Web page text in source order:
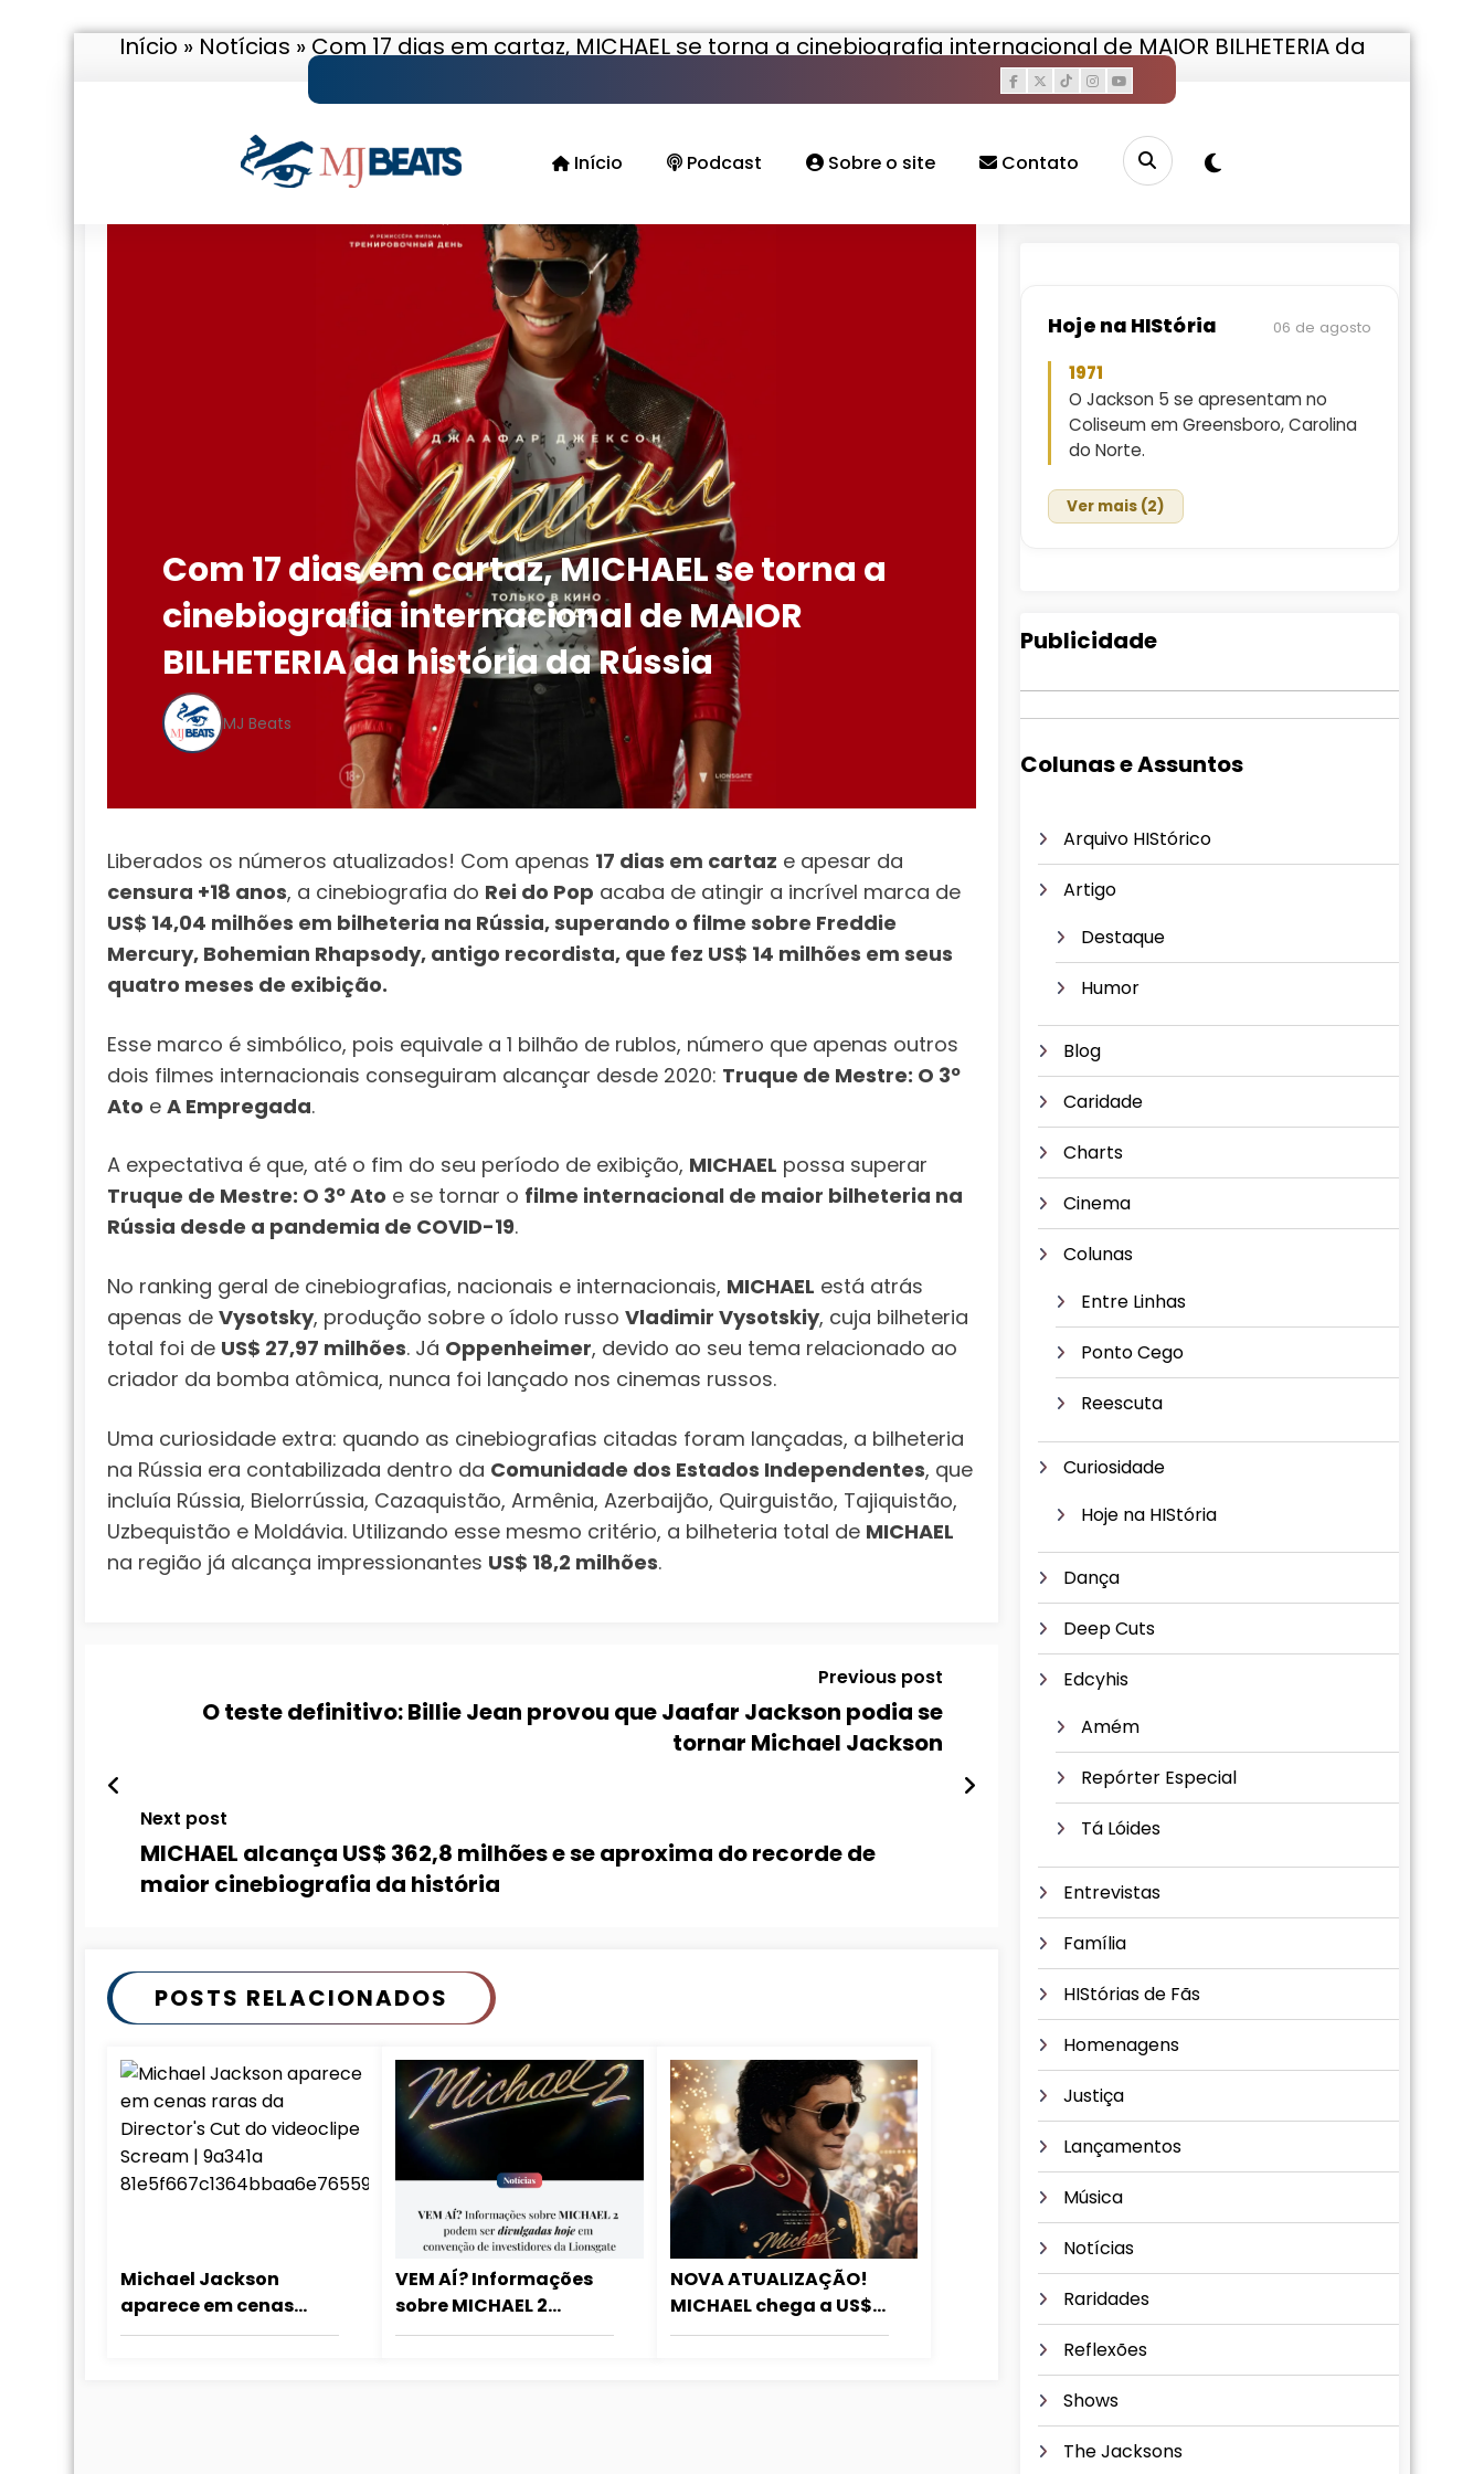
Início
Podcast Sobre o site Contato
Início » Notícias » Com 17 dias em cartaz, MICHAEL se torna a cinebiografia internacional de MAIOR BILHETERIA da
Com 17 dias em cartaz, MICHAEL se torna a
cinebiografia internacional de MAIOR
BILHETERIA da história da Rússia
MJ Beats
Liberados os números atualizados! Com apenas 17 dias em cartaz e apesar da
censura +18 anos, a cinebiografia do Rei do Pop acaba de atingir a incrível marca de
US$ 14,04 milhões em bilheteria na Rússia, superando o filme sobre Freddie
Mercury, Bohemian Rhapsody, antigo recordista, que fez US$ 14 milhões em seus
quatro meses de exibição.
Esse marco é simbólico, pois equivale a 1 bilhão de rublos, número que apenas outros
dois filmes internacionais conseguiram alcançar desde 2020: Truque de Mestre: O 3º
Ato e A Empregada.
A expectativa é que, até o fim do seu período de exibição, MICHAEL possa superar
Truque de Mestre: O 3º Ato e se tornar o filme internacional de maior bilheteria na
Rússia desde a pandemia de COVID-19.
No ranking geral de cinebiografias, nacionais e internacionais, MICHAEL está atrás
apenas de Vysotsky, produção sobre o ídolo russo Vladimir Vysotskiy, cuja bilheteria
total foi de US$ 27,97 milhões. Já Oppenheimer, devido ao seu tema relacionado ao
criador da bomba atômica, nunca foi lançado nos cinemas russos.
Uma curiosidade extra: quando as cinebiografias citadas foram lançadas, a bilheteria
na Rússia era contabilizada dentro da Comunidade dos Estados Independentes, que
incluía Rússia, Bielorrússia, Cazaquistão, Armênia, Azerbaijão, Quirguistão, Tajiquistão,
Uzbequistão e Moldávia. Utilizando esse mesmo critério, a bilheteria total de MICHAEL
na região já alcança impressionantes US$ 18,2 milhões.
Previous post
O teste definitivo: Billie Jean provou que Jaafar Jackson podia se
tornar Michael Jackson
Next post
MICHAEL alcança US$ 362,8 milhões e se aproxima do recorde de
maior cinebiografia da história
POSTS RELACIONADOS
Michael Jackson
aparece em cenas
raras da Director’s Cut
VEM AÍ? Informações
sobre MICHAEL 2
podem ser divulgadas
NOVA ATUALIZAÇÃO!
MICHAEL chega a US$
1,021 bilhões em
Pesquisar
Hoje na HIStória 06 de agosto
1971
O Jackson 5 se apresentam no
Coliseum em Greensboro, Carolina
do Norte.
Ver mais (2)
Publicidade
Colunas e Assuntos
Arquivo HIStórico
Artigo
Destaque
Humor
Blog
Caridade
Charts
Cinema
Colunas
Entre Linhas
Ponto Cego
Reescuta
Curiosidade
Hoje na HIStória
Dança
Deep Cuts
Edcyhis
Amém
Repórter Especial
Tá Lóides
Entrevistas
Família
HIStórias de Fãs
Homenagens
Justiça
Lançamentos
Música
Notícias
Raridades
Reflexões
Shows
The Jacksons